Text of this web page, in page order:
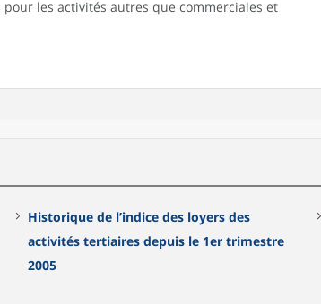
les activités autres que commerciales et
Historique de l’indice des loyers des
activités tertiaires depuis le 1er trimestre
2005